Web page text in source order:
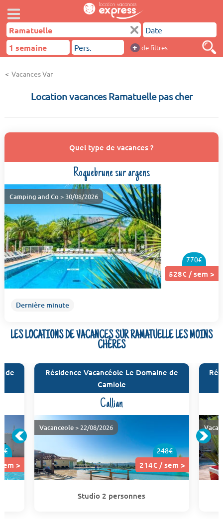
+ de filtres
Vacances Var
Location vacances Ramatuelle pas cher
Quel type de vacances ?
Roquebrune sur argens
770€
528€ / sem >
Camping and Co > 30/08/2026
Dernière minute
LES LOCATIONS DE VACANCES SUR RAMATUELLE LES MOINS
CHÈRES
de
>
Résidence Vacancéole Le Domaine de
Camiole
Callian
248€
214€ / sem >
Vacanceole> 22/08/2026
Studio 2 personnes